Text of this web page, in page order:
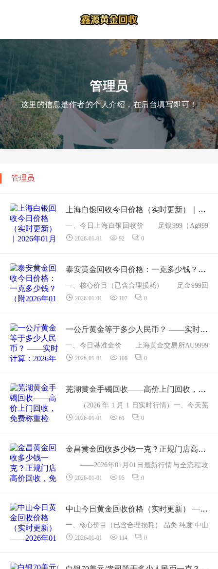
管理员
这里的信息是作者的个人介绍，在后台填写即可！
管理员
上海白银回收今日价格（实时更新）｜2026年01月01日银料价、回收标准与全流程
一、今日上海白银回收价 足银999（Ag999
9）：7.2元/克 925银（Ag925）：5.4元/克
（视升水） 工业银料（Ag99.9）：7.0元/
克 价格已含合理损耗，0...
2026-01-01 92 0
泰安黄金回收今日价格：一克多少钱？（附2026年01月01日报价参考）
一、核心价目（已含合理损耗） 足金999回
收价：955元/克（纯度&ge;99.9%） AU916
U750（18K）回收价：693元/克（纯度75%）
铂金PT999：426元/克 钯金P...
2026-01-01 107 0
一公斤黄金等于多少人民币？ ——实时计算：2026年01月01日最新价格
一、今日基准金价 上海黄金交易所AU9999
收盘：974.2元/克（-7.99元） 全国同步回收
公斤 = 1000 克 按交易所原料价：1000 &tim
2026-01-01 108 0
芜湖黄金手镯回收——高价上门回收，免费称重检测，克重、纯度透明计价
（2026 年 1 月 1 日实时行情）一、今天芜
湖手镯回收什么价？ 品类 钢印/成色 回收价
6 +6 22K金手...
2026-01-01 61 0
金昌黄金回收多少钱一克？正规门店高价回收，免费上门检测，当面结算
——2026年01月01日最新行情与全流程攻
略一、先看价：今天在金昌把黄金卖掉能拿多
周 足金999 &ge...
2026-01-01 95 0
中山今日黄金回收价格（实时更新） ——2026年01月01日最新行情报价
一、核心价目（已含合理损耗） 品类 纯度 中山
回收价 比昨日 备注 足金999 &ge;99.9% 955元/
6% 84...
2026-01-01 114 0